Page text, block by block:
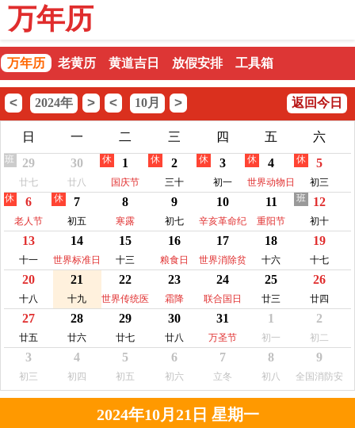
万年历
万年历 老黄历 黄道吉日 放假安排 工具箱
< 2024年 > < 10月 > 返回今日
日 一 二 三 四 五
六
29
廿七
班 30
廿八
1
国庆节
休 2
三十
休 3
初一
休 4
世界动物日
休 5
初三
休
6
老人节
休 7
初五
休 8
寒露
9
初七
10
辛亥革命纪
念日
11
重阳节
12
初十
班
13
十一
14
世界标准日
15
十三
16
粮食日
17
世界消除贫
困日
18
十六
19
十七
20
十八
21
十九
22
世界传统医
药日
23
霜降
24
联合国日
25
廿三
26
廿四
27
廿五
28
廿六
29
廿七
30
廿八
31
万圣节
1
初一
2
初二
3
初三
4
初四
5
初五
6
初六
7
立冬
8
初八
9
全国消防安
全宣传教育
2024年10月21日 星期一